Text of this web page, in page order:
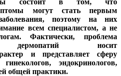
могут стать первым
поэтому на них
всем специалистом, а не
Фактически, проблема
дермопатий носит
и представляет сферу
эндокринологов,
общей практики.